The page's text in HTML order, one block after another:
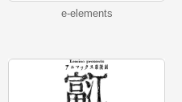
e-elements